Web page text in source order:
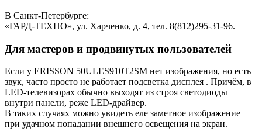
В Санкт-Петербурге:
«ГАРД-ТЕХНО», ул. Харченко, д. 4, тел. 8(812)295-31-96.
Для мастеров и продвинутых пользователей
Если у ERISSON 50ULES910T2SM нет изображения, но есть
звук, часто просто не работает подсветка дисплея . Причём, в
LED-телевизорах обычно выходят из строя светодиоды
внутри панели, реже LED-драйвер.
В таких случаях можно увидеть еле заметное изображение
при удачном попадании внешнего освещения на экран.